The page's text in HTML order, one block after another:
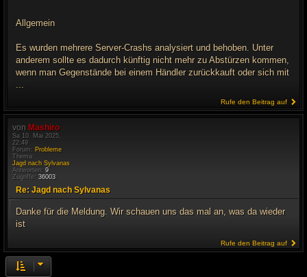
Allgemein
Es wurden mehrere Server-Crashs analysiert und behoben. Unter
anderem sollte es dadurch künftig nicht mehr zu Abstürzen kommen,
wenn man Gegenstände bei einem Händler zurückkauft oder sich mit
...
Rufe den Beitrag auf
von Mashiro
Sa 10. Mai 2025,
22:49
Forum: Probleme
Thema:
Jagd nach Sylvanas
Antworten: 9
Zugriffe: 36003
Re: Jagd nach Sylvanas
Danke für die Meldung. Wir schauen uns das mal an, was da wieder
ist
Rufe den Beitrag auf